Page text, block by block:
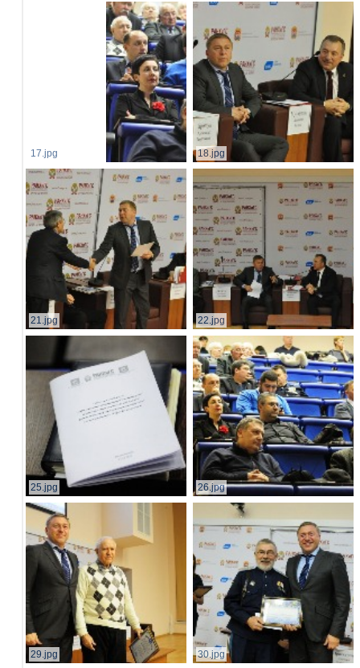
17.jpg 18.jpg
21.jpg 22.jpg
25.jpg 26.jpg
29.jpg 30.jpg